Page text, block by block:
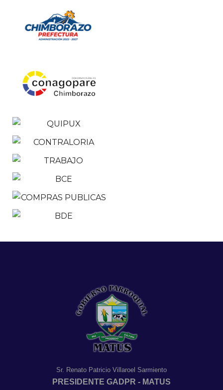
Sr. Renato Patricio Villaroel Sarmiento
PRESIDENTE GADPR - MATUS